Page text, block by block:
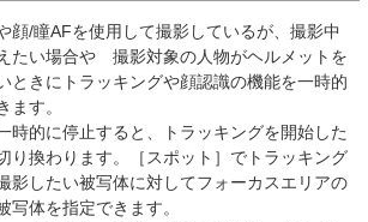
顔/瞳AFを使用して撮影しているが、撮影中
たい場合や 撮影対象の人物がヘルメットを
ときにトラッキングや顔認識の機能を一時的
ます。
時的に停止すると、トラッキングを開始した
り換わります。［スポット］でトラッキング
影したい被写体に対してフォーカスエリアの
写体を指定できます。